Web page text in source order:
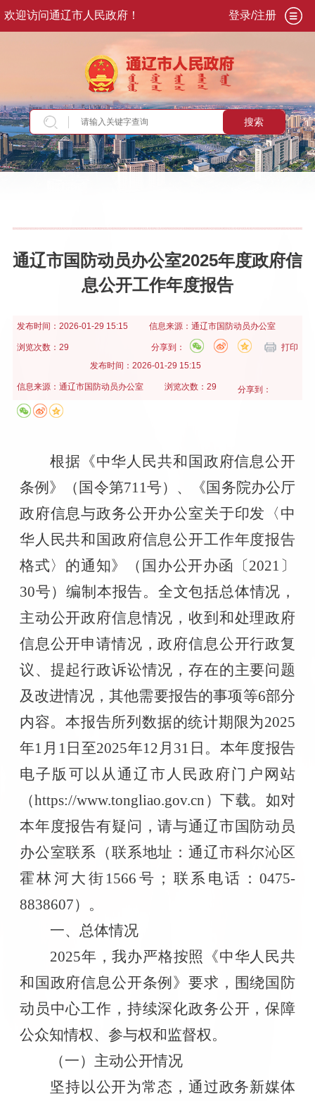
欢迎访问通辽市人民政府！ 登录/注册
搜索
当前位置：首页>政务公开>政府信息公开年报
通辽市国防动员办公室2025年度政府信
息公开工作年度报告
发布时间： 2026-01-29 15:15 信息来源： 通辽市国防动员办公室
浏览次数：29 打印
分享到：
发布时间： 2026-01-29 15:15
信息来源： 通辽市国防动员办公室 浏览次数：29 分享到：
根据《中华人民共和国政府信息公开
条例》（国令第711号）、《国务院办公厅
政府信息与政务公开办公室关于印发〈中
华人民共和国政府信息公开工作年度报告
格式〉的通知》（国办公开办函〔2021 〕
30号）编制本报告。全文包括总体情况，
主动公开政府信息情况，收到和处理政府
信息公开申请情况，政府信息公开行政复
议、提起行政诉讼情况，存在的主要问题
及改进情况，其他需要报告的事项等6部分
内容。本报告所列数据的统计期限为2025
年1 月 1 日至2025年12 月 31 日。本年度报告
电子版可以从通辽市人民政府门户网站
（https://www.tongliao.gov.cn ）下载。如对
本年度报告有疑问，请与通辽市国防动员
办公室联系（联系地址：通辽市科尔沁区
霍林河大街 1566 号；联系电话：0475-
8838607）。
一、总体情况
2025年，我办严格按照《中华人民共
和国政府信息公开条例》要求，围绕国防
动员中心工作，持续深化政务公开，保障
公众知情权、参与权和监督权。
（一）主动公开情况
坚持以公开为常态，通过政务新媒体